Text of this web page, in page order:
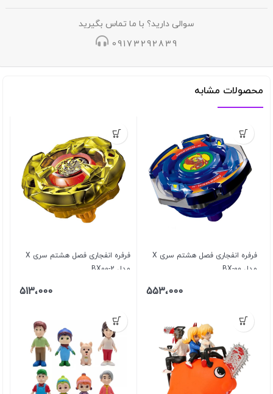
سوالی دارید؟ با ما تماس بگیرید
09173292839
محصولات مشابه
فرفره انفجاری فصل هشتم سری X
مدل BX-00
553،000
فرفره انفجاری فصل هشتم سری X
مدل BX00-2
513،000